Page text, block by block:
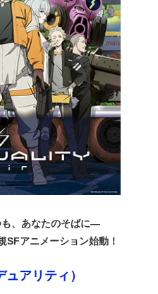
、あなたのそばに―
SFアニメーション始動！
ュアリティ）